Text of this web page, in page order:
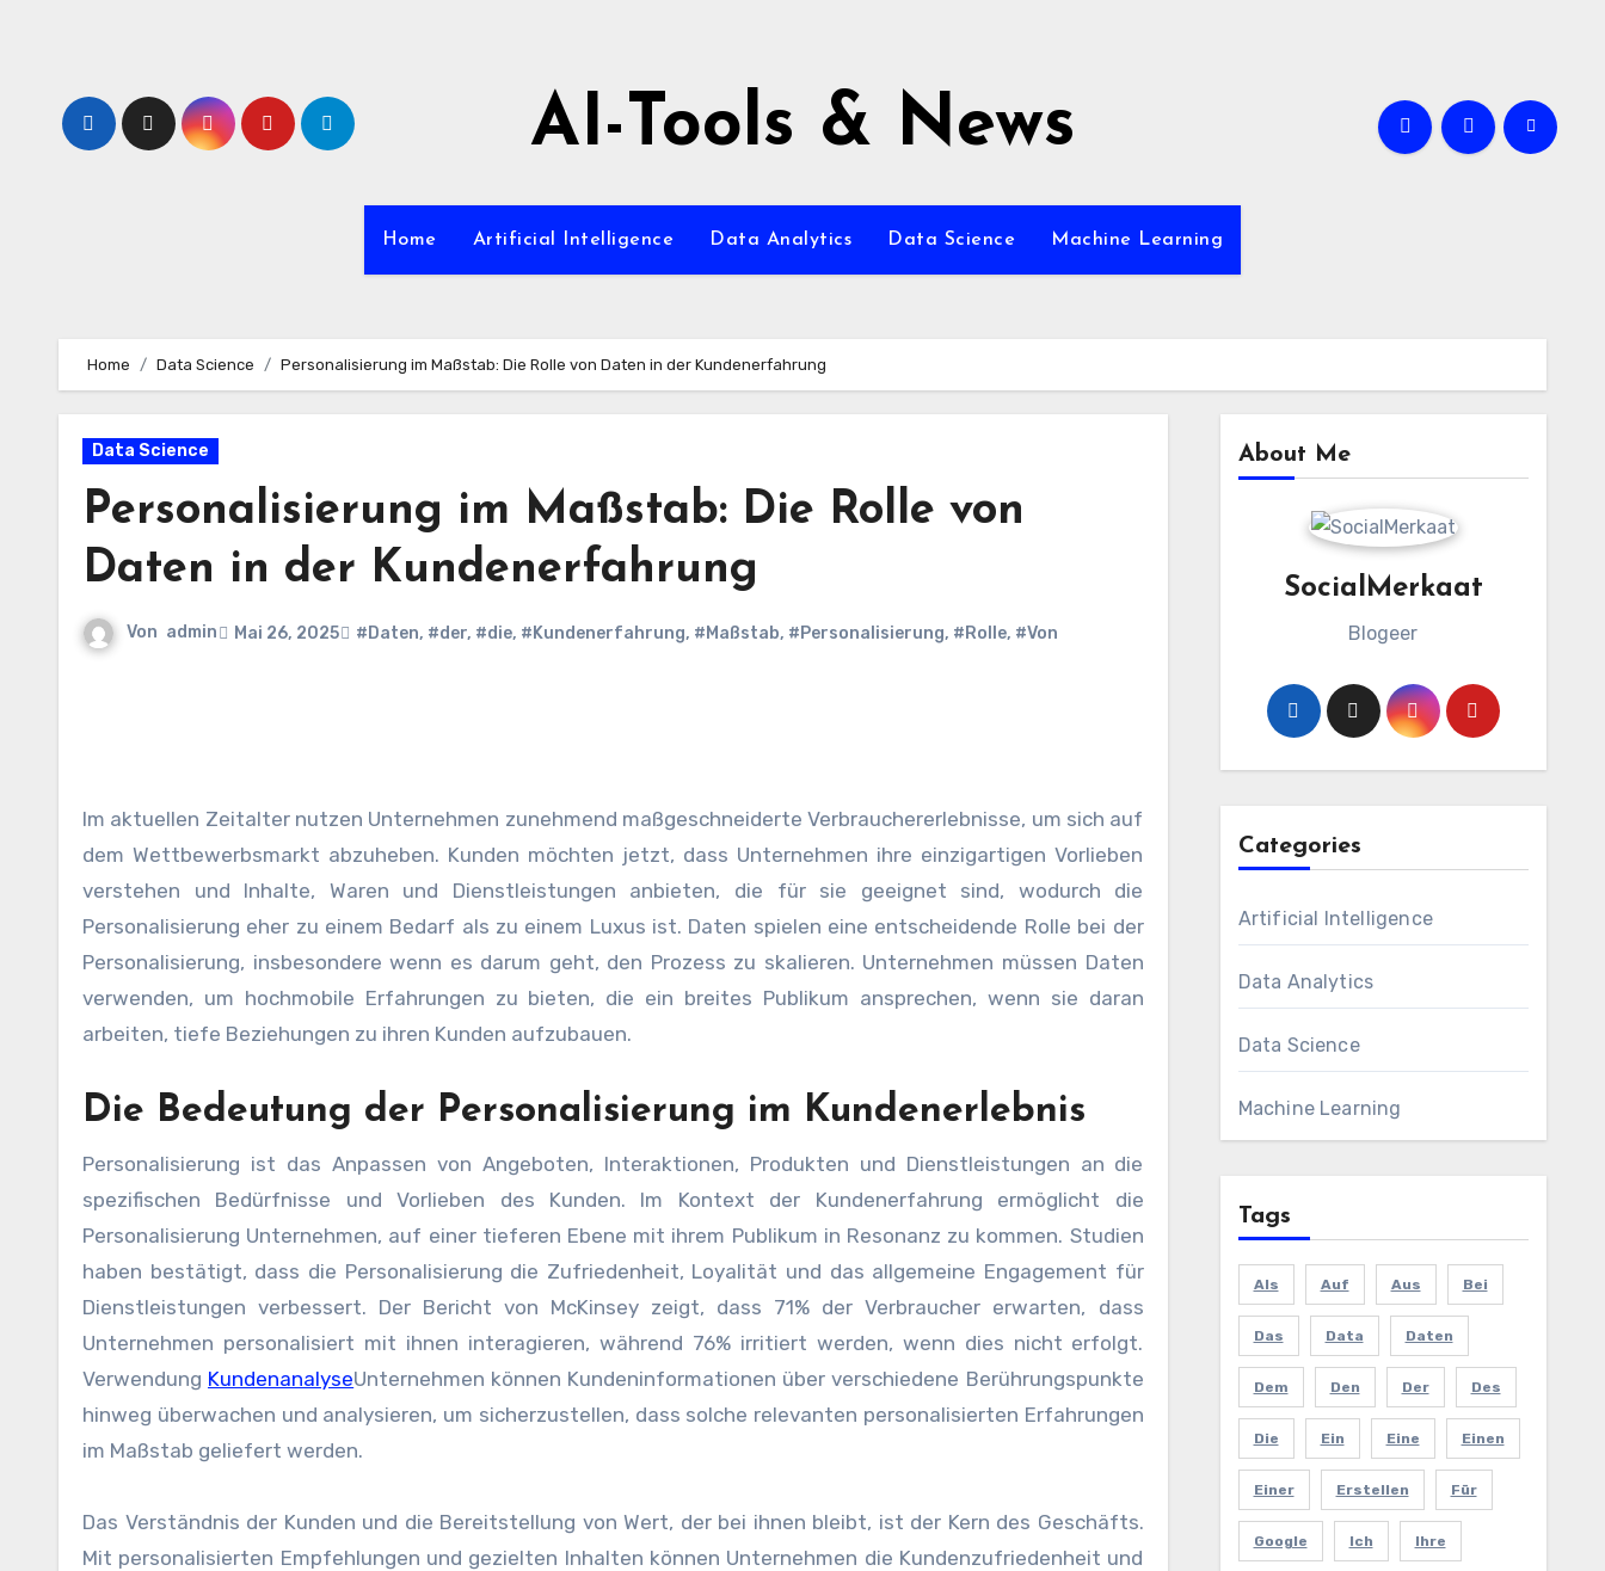
AI-Tools & News
Home Artificial Intelligence Data Analytics Data Science Machine Learning
Home Data Science Personalisierung im Maßstab: Die Rolle von Daten in der Kundenerfahrung
Data Science
Personalisierung im Maßstab: Die Rolle von
Daten in der Kundenerfahrung
Von admin Mai 26, 2025 #Daten, #der, #die, #Kundenerfahrung, #Maßstab, #Personalisierung, #Rolle, #Von
Im aktuellen Zeitalter nutzen Unternehmen zunehmend maßgeschneiderte Verbrauchererlebnisse, um sich auf
dem Wettbewerbsmarkt abzuheben. Kunden möchten jetzt, dass Unternehmen ihre einzigartigen Vorlieben
verstehen und Inhalte, Waren und Dienstleistungen anbieten, die für sie geeignet sind, wodurch die
Personalisierung eher zu einem Bedarf als zu einem Luxus ist. Daten spielen eine entscheidende Rolle bei der
Personalisierung, insbesondere wenn es darum geht, den Prozess zu skalieren. Unternehmen müssen Daten
verwenden, um hochmobile Erfahrungen zu bieten, die ein breites Publikum ansprechen, wenn sie daran
arbeiten, tiefe Beziehungen zu ihren Kunden aufzubauen.
Die Bedeutung der Personalisierung im Kundenerlebnis
Personalisierung ist das Anpassen von Angeboten, Interaktionen, Produkten und Dienstleistungen an die
spezifischen Bedürfnisse und Vorlieben des Kunden. Im Kontext der Kundenerfahrung ermöglicht die
Personalisierung Unternehmen, auf einer tieferen Ebene mit ihrem Publikum in Resonanz zu kommen. Studien
haben bestätigt, dass die Personalisierung die Zufriedenheit, Loyalität und das allgemeine Engagement für
Dienstleistungen verbessert. Der Bericht von McKinsey zeigt, dass 71% der Verbraucher erwarten, dass
Unternehmen personalisiert mit ihnen interagieren, während 76% irritiert werden, wenn dies nicht erfolgt.
Verwendung KundenanalyseUnternehmen können Kundeninformationen über verschiedene Berührungspunkte
hinweg überwachen und analysieren, um sicherzustellen, dass solche relevanten personalisierten Erfahrungen
im Maßstab geliefert werden.
Das Verständnis der Kunden und die Bereitstellung von Wert, der bei ihnen bleibt, ist der Kern des Geschäfts.
Mit personalisierten Empfehlungen und gezielten Inhalten können Unternehmen die Kundenzufriedenheit und
About Me
SocialMerkaat
Blogeer
Categories
Artificial Intelligence
Data Analytics
Data Science
Machine Learning
Tags
Als Auf Aus Bei
Das Data Daten
Dem Den Der Des
Die Ein Eine Einen
Einer Erstellen Für
Google Ich Ihre